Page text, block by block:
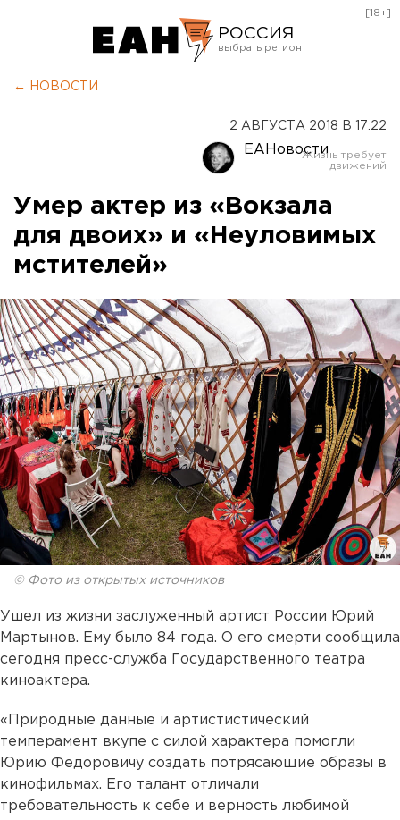
РОССИЯ
Оренбург
[18+]
← НОВОСТИ
2 АВГУСТА 2018 В 17:22
ЕАНовости
Умер актер из «Вокзала
для двоих» и «Неуловимых
мстителей»
© Фото из открытых источников
Ушел из жизни заслуженный артист России Юрий
Мартынов. Ему было 84 года. О его смерти сообщила
сегодня пресс-служба Государственного театра
киноактера.
«Природные данные и артистистический
темперамент вкупе с силой характера помогли
Юрию Федоровичу создать потрясающие образы в
кинофильмах. Его талант отличали
требовательность к себе и верность любимой